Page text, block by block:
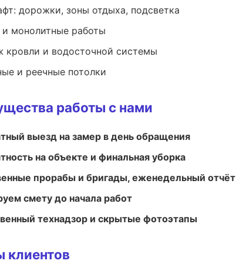
дорожки, зоны отдыха, подсветка
и монолитные работы
кровли и водосточной системы
и реечные потолки
работы с нами
выезд на замер в день обращения
на объекте и финальная уборка
прорабы и бригады, еженедельный отчёт
смету до начала работ
технадзор и скрытые фотоэтапы
клиентов